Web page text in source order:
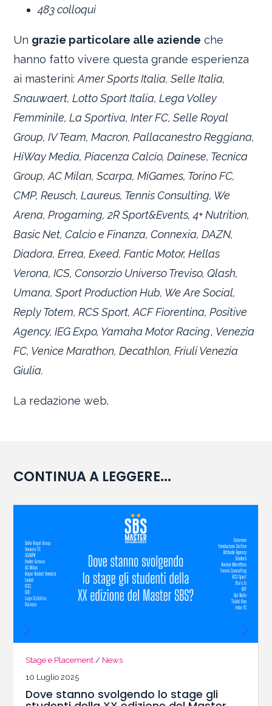
483 colloqui
Un grazie particolare alle aziende che
hanno fatto vivere questa grande esperienza
ai masterini:Amer Sports Italia, Selle Italia,
Snauwaert, Lotto Sport Italia, Lega Volley
Femminile, La Sportiva, Inter FC, Selle Royal
Group, IV Team, Macron, Pallacanestro Reggiana,
HiWay Media, Piacenza Calcio, Dainese, Tecnica
Group, AC Milan, Scarpa, MiGames, Torino FC,
CMP, Reusch, Laureus, Tennis Consulting, We
Arena, Progaming, 2R Sport&Events, 4+ Nutrition,
Basic Net, Calcio e Finanza, Connexia, DAZN,
Diadora, Errea, Exeed, Fantic Motor, Hellas
Verona, ICS, Consorzio Universo Treviso, Qlash,
Umana, Sport Production Hub, We Are Social,
Reply Totem, RCS Sport, ACF Fiorentina, Positive
Agency, IEG Expo, Yamaha Motor Racing, Venezia
FC, Venice Marathon, Decathlon, Friuli Venezia
Giulia.
La redazione web.
CONTINUA A LEGGERE...
Stage e Placement / News
10 Luglio 2025
Dove stanno svolgendo lo stage gli